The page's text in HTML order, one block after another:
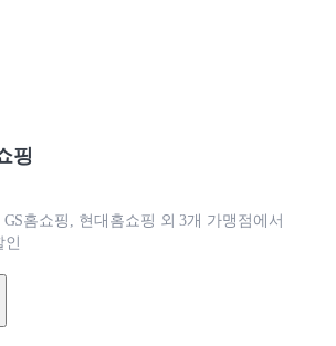
핑
GS홈쇼핑, 현대홈쇼핑 외 3개 가맹점에서
인